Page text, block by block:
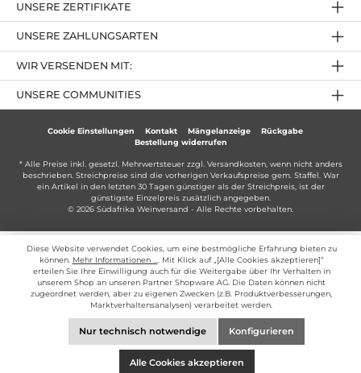
UNSERE ZAHLUNGSARTEN
UNSERE ZERTIFIKATE
UNSERE COMMUNITIES
WIR VERSENDEN MIT:
Cookie Einstellungen Kontakt Mängelanzeige
Rückgabe
Bestellung widerrufen
* Alle Preise inkl. gesetzl. Mehrwertsteuer zzgl. Versandkosten, wenn nicht anders
beschrieben. Streichpreise sind die vorherigen Verkaufspreise gem. Staffel. War
ein Artikel in den letzten 30 Tagen günstiger als der Streichpreis, ist der
günstigste Einzelpreis zusätzlich angegeben.
© 2026 Südafrika Weinversand - Alle Rechte vorbehalten.
Diese Website verwendet Cookies, um eine bestmögliche Erfahrung bieten zu
können. Mehr Informationen ...
. Mit Klick auf „[Alle Cookies akzeptieren]“
erteilen Sie Ihre Einwilligung auch für die Weitergabe über Ihr Verhalten in
unserem Shop an unseren Partner Shopware AG. Die Daten können nicht
zugeordnet werden, aber zu eigenen Zwecken (z.B. Produktverbesserungen,
Marktverhaltensanalysen) verarbeitet werden.
Nur technisch notwendige Konfigurieren
Alle Cookies akzeptieren